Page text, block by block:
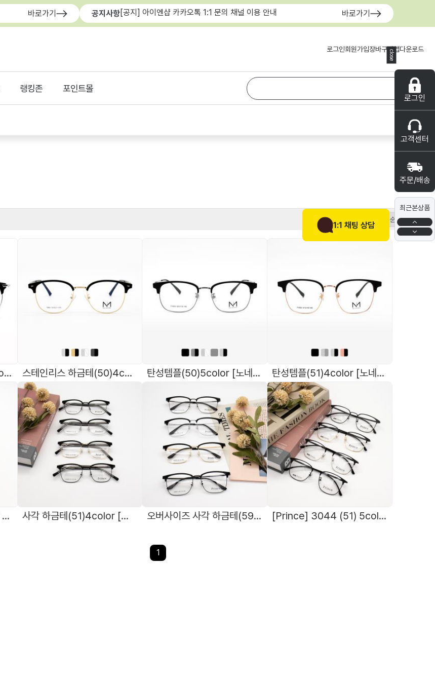
close
로그인
고객센터
주문/배송
최근본상품
1:1 채팅 상담
바로가기 공지사항[공지] 아이엔샵 카카오톡 1:1 문의 채널 이용 안내 바로가기
로그인회원가입장바구니앱다운로드
랭킹존 포인트몰
스테인리스 하금테(51)4color [노네임]1001 스테인리스 하금테(50)4color [노네임]1002 탄성템플(50)5color [노네임]71053 탄성템플(51)4color [노네임]71052
초경량 하금테(50)6color [프린스]9829 사각 하금테(51)4color [프린스]58028 오버사이즈 사각 하금테(59)4color [프린스]58027 [Prince] 3044 (51) 5color 프린스
1